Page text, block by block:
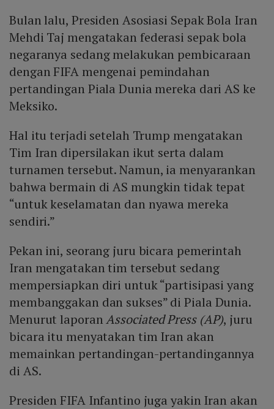
Bulan lalu, Presiden Asosiasi Sepak Bola Iran
Mehdi Taj mengatakan federasi sepak bola
negaranya sedang melakukan pembicaraan
dengan FIFA mengenai pemindahan
pertandingan Piala Dunia mereka dari AS ke
Meksiko.
Hal itu terjadi setelah Trump mengatakan
Tim Iran dipersilakan ikut serta dalam
turnamen tersebut. Namun, ia menyarankan
bahwa bermain di AS mungkin tidak tepat
“untuk keselamatan dan nyawa mereka
sendiri.”
Pekan ini, seorang juru bicara pemerintah
Iran mengatakan tim tersebut sedang
mempersiapkan diri untuk “partisipasi yang
membanggakan dan sukses” di Piala Dunia.
Menurut laporanAssociated Press (AP), juru
bicara itu menyatakan tim Iran akan
memainkan pertandingan-pertandingannya
di AS.
Presiden FIFA Infantino juga yakin Iran akan